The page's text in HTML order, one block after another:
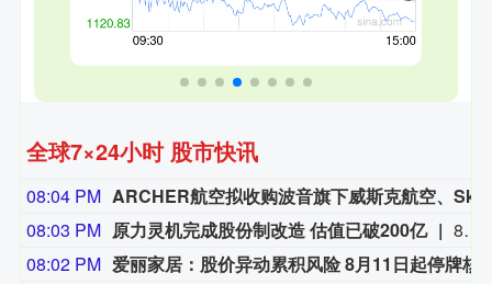
全球7×24小时 股市快讯
08:04 PM
08:03 PM 原力灵机完成股份制改造 估值已破200亿
8月10日，具身智能大模型企业原力灵机正式完成股份制改造，更名为"原力灵机（重庆）智能科技股份有限公司"，标志着其上市筹备进入实质性阶段。记者获悉，公司最新估值已突破200亿元，其投资方涵盖阿里巴巴、启明创投、蔚来资本、智谱等头部机构和头部大模型企业。（科创板日报）
08:02 PM